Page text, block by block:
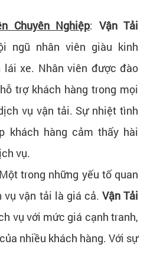
Chuyên Nghiệp: Vận Tải
ngũ nhân viên giàu kinh
xe. Nhân viên được đào
trợ khách hàng trong mọi
vụ vận tải. Sự nhiệt tình
khách hàng cảm thấy hài
vụ.
trong những yếu tố quan
vận tải là giá cả. Vận Tải
vụ với mức giá cạnh tranh,
nhiều khách hàng. Với sự